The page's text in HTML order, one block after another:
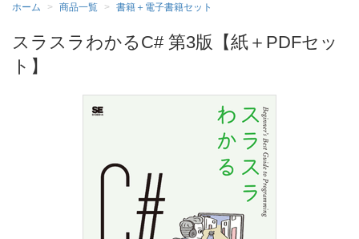
ホーム 商品一覧 書籍＋電子書籍セット
スラスラわかるC# 第3版【紙＋PDFセッ
ト】